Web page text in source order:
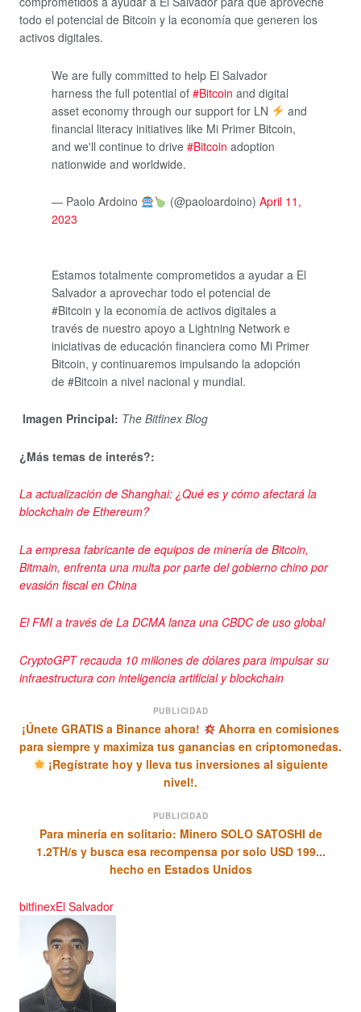
todo el potencial de Bitcoin y la economía que generen los
activos digitales.
We are fully committed to help El Salvador
harness the full potential of #Bitcoin and digital
asset economy through our support for LN
and
financial literacy initiatives like Mi Primer Bitcoin,
and we'll continue to drive #Bitcoin adoption
nationwide and worldwide.
— Paolo Ardoino (@paoloardoino) April 11,
2023
Estamos totalmente comprometidos a ayudar a El
Salvador a aprovechar todo el potencial de
#Bitcoin y la economía de activos digitales a
través de nuestro apoyo a Lightning Network e
iniciativas de educación financiera como Mi Primer
Bitcoin, y continuaremos impulsando la adopción
de #Bitcoin a nivel nacional y mundial.
Imagen Principal: The Bitfinex Blog
¿Más temas de interés?:
La actualización de Shanghai: ¿Qué es y cómo afectará la
blockchain de Ethereum?
La empresa fabricante de equipos de minería de Bitcoin,
Bitmain, enfrenta una multa por parte del gobierno chino por
evasión fiscal en China
El FMI a través de La DCMA lanza una CBDC de uso global
CryptoGPT recauda 10 millones de dólares para impulsar su
infraestructura con inteligencia artificial y blockchain
PUBLICIDAD
¡Únete GRATIS a Binance ahora!
Ahorra en comisiones
para siempre y maximiza tus ganancias en criptomonedas.
¡Regístrate hoy y lleva tus inversiones al siguiente
nivel!.
PUBLICIDAD
Para minería en solitario: Minero SOLO SATOSHI de
1.2TH/s y busca esa recompensa por solo USD 199...
hecho en Estados Unidos
bitfinexEl Salvador